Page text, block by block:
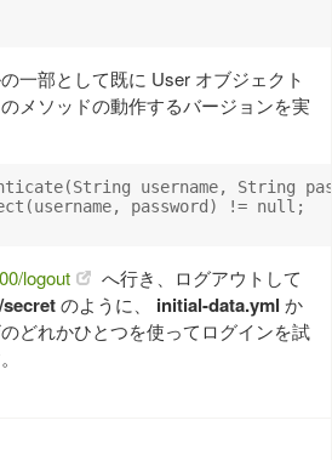
一部として既に User オブジェクト
メソッドの動作するバージョンを実
username, String
password) != null;
logout
へ行き、ログアウトして
/secretのように、 initial-data.yml か
どれかひとつを使ってログインを試